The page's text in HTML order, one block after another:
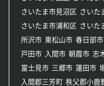
さいたま市見沼区
さいた
さいたま市浦和区
さいた
所沢市 東松山市 春日部市
戸田市 入間市 朝霞市 志
富士見市 三郷市 蓮田市
入間郡三芳町 秩父郡小鹿